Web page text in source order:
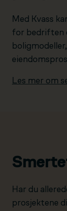
Med Kvass
for bedriften
Les mer om
Har du
prosjektene